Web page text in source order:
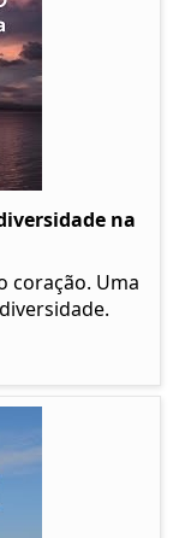
na
coração. Uma